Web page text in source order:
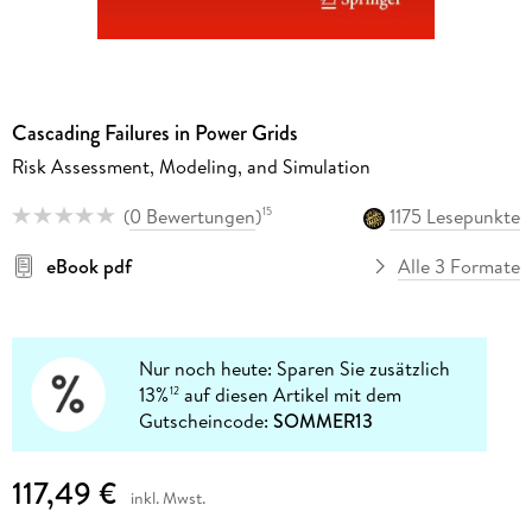
Cascading Failures in Power Grids
Risk Assessment, Modeling, and Simulation
(0 Bewertungen)15
1175 Lesepunkte
eBook pdf
Alle 3 Formate
Nur noch heute: Sparen Sie zusätzlich
13%12 auf diesen Artikel mit dem
Gutscheincode:SOMMER13
117,49 € inkl. Mwst.